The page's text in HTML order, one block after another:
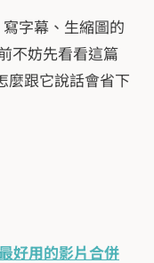
字幕、生縮圖的
不妨先看看這篇
麼跟它說話會省下
好用的影片合併